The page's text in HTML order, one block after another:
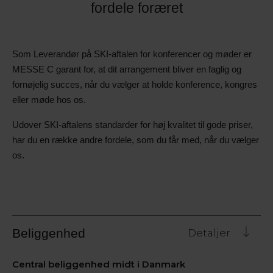
fordele foræret
Som Leverandør på SKI-aftalen for konferencer og møder er
MESSE C garant for, at dit arrangement bliver en faglig og
fornøjelig succes, når du vælger at holde konference, kongres
eller møde hos os.
Udover SKI-aftalens standarder for høj kvalitet til gode priser,
har du en række andre fordele, som du får med, når du vælger
os.
Beliggenhed
Central beliggenhed midt i Danmark
Detaljer